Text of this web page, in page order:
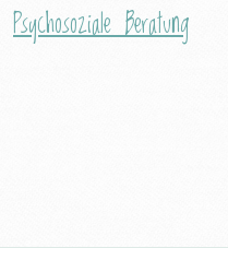
Psychosoziale Beratung